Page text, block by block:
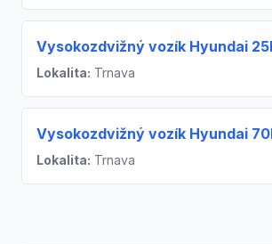
Vysokozdvižný vozík Hyundai
Lokalita: Trnava
Vysokozdvižný vozík Hyundai
Lokalita: Trnava